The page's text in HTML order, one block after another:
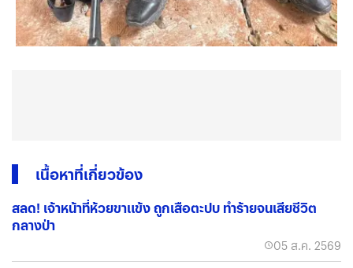
เนื้อหาที่เกี่ยวข้อง
สลด! เจ้าหน้าที่ห้วยขาแข้ง ถูกเสือตะปบ ทำร้ายจนเสียชีวิต
กลางป่า
05 ส.ค. 2569